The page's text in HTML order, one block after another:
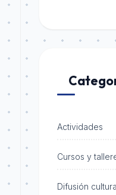
Actividades
Cursos y
Difusión